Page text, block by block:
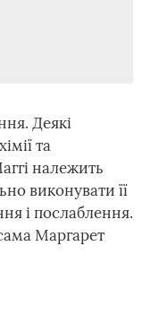
Деякі
та
належить
виконувати її
і послаблення.
Маргарет